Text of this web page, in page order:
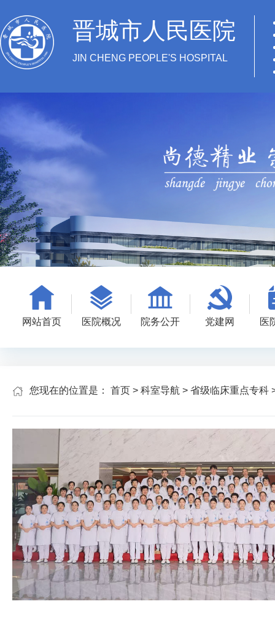
晋城市人民医院
JIN CHENG PEOPLE'S HOSPITAL
网站首页 医院概况 院务公开 党建网 医
您现在的位置是： 首页 > 科室导航 > 省级临床重点专科